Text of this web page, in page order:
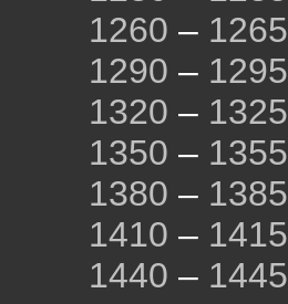
1260 – 1265
1290 – 1295
1320 – 1325
1350 – 1355
1380 – 1385
1410 – 1415
1440 – 1445